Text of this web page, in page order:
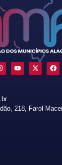
218, Farol